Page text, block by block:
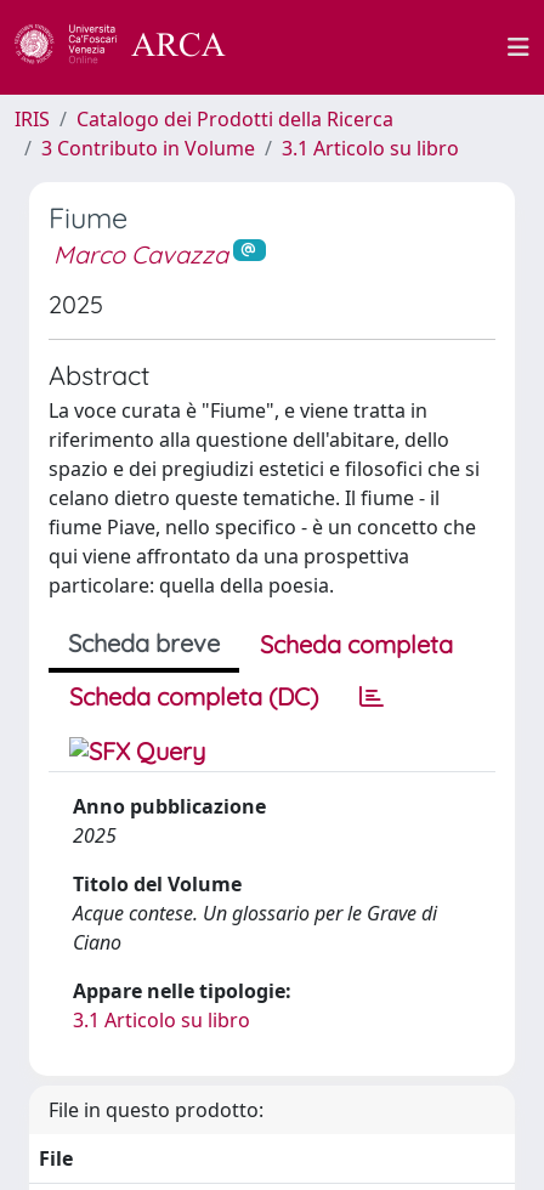
IRIS
Catalogo dei Prodotti della Ricerca
3 Contributo in Volume
3.1 Articolo su libro
Fiume
Marco Cavazza
2025
Abstract
La voce curata è "Fiume", e viene tratta in
riferimento alla questione dell'abitare, dello
spazio e dei pregiudizi estetici e filosofici che si
celano dietro queste tematiche. Il fiume - il
fiume Piave, nello specifico - è un concetto che
qui viene affrontato da una prospettiva
particolare: quella della poesia.
Scheda breve
Scheda completa
Scheda completa (DC)
Anno pubblicazione
2025
Titolo del Volume
Acque contese. Un glossario per le Grave di
Ciano
Appare nelle tipologie:
3.1 Articolo su libro
File in questo prodotto:
File